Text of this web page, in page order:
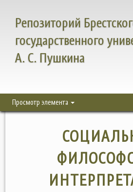
Репозиторий
государственного
А. С. Пушкина
Просмотр элемента